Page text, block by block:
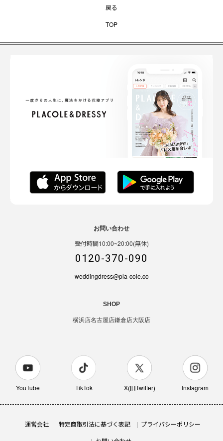
戻る
TOP
お問い合わせ
受付時間10:00~20:00(無休)
0120-370-090
weddingdress@pla-cole.co
SHOP
横浜店名古屋店鎌倉店大阪店
YouTube TikTok X(旧Twitter) Instagram
運営会社 特定商取引法に基づく表記
プライバシーポリシー